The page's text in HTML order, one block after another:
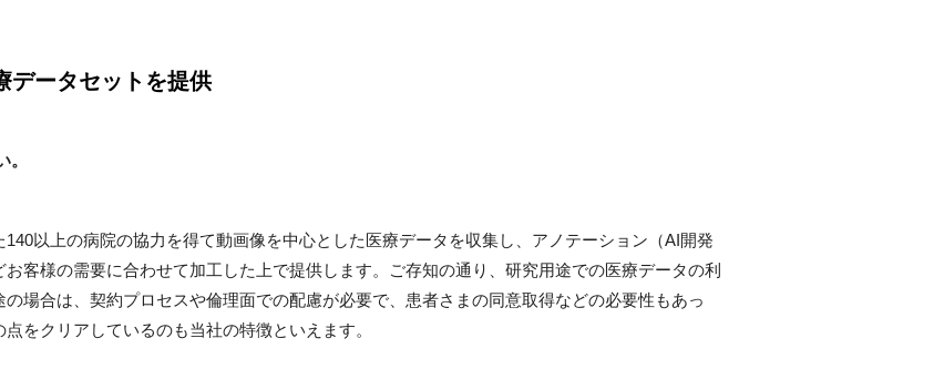
データセットを提供
以上の病院の協力を得て動画像を中心とした医療データを収集し、アノテーション（AI開発
客様の需要に合わせて加工した上で提供します。ご存知の通り、研究用途での医療データの利
場合は、契約プロセスや倫理面での配慮が必要で、患者さまの同意取得などの必要性もあっ
をクリアしているのも当社の特徴といえます。